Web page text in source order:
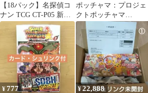
【18パック】名探偵コ
ナン TCG CT-P05 新た
なる謎 未開封 1BOX
ポッチャマ：プロジェ
クトポッチャマ
PROMO S-Pプロモカー
ド ポケカ
¥777 ¥22,888